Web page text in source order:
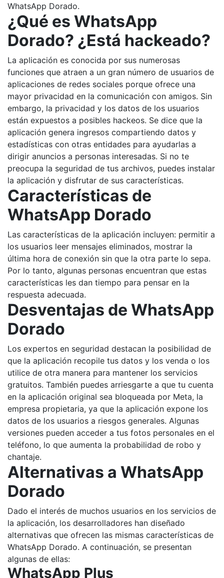
WhatsApp Dorado.
¿Qué es WhatsApp
Dorado? ¿Está hackeado?
La aplicación es conocida por sus numerosas
funciones que atraen a un gran número de usuarios de
aplicaciones de redes sociales porque ofrece una
mayor privacidad en la comunicación con amigos. Sin
embargo, la privacidad y los datos de los usuarios
están expuestos a posibles hackeos. Se dice que la
aplicación genera ingresos compartiendo datos y
estadísticas con otras entidades para ayudarlas a
dirigir anuncios a personas interesadas. Si no te
preocupa la seguridad de tus archivos, puedes instalar
la aplicación y disfrutar de sus características.
Características de
WhatsApp Dorado
Las características de la aplicación incluyen: permitir a
los usuarios leer mensajes eliminados, mostrar la
última hora de conexión sin que la otra parte lo sepa.
Por lo tanto, algunas personas encuentran que estas
características les dan tiempo para pensar en la
respuesta adecuada.
Desventajas de WhatsApp
Dorado
Los expertos en seguridad destacan la posibilidad de
que la aplicación recopile tus datos y los venda o los
utilice de otra manera para mantener los servicios
gratuitos. También puedes arriesgarte a que tu cuenta
en la aplicación original sea bloqueada por Meta, la
empresa propietaria, ya que la aplicación expone los
datos de los usuarios a riesgos generales. Algunas
versiones pueden acceder a tus fotos personales en el
teléfono, lo que aumenta la probabilidad de robo y
chantaje.
Alternativas a WhatsApp
Dorado
Dado el interés de muchos usuarios en los servicios de
la aplicación, los desarrolladores han diseñado
alternativas que ofrecen las mismas características de
WhatsApp Dorado. A continuación, se presentan
algunas de ellas:
WhatsApp Plus